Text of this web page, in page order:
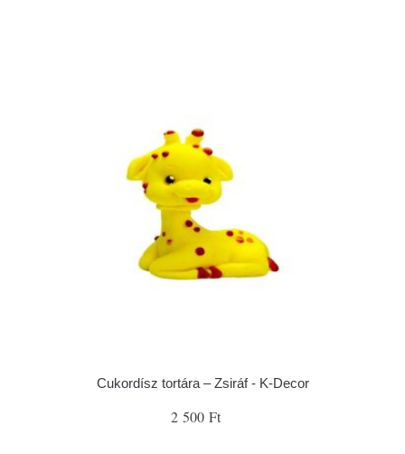
Cukordísz tortára – Zsiráf - K-Decor
2 500 Ft